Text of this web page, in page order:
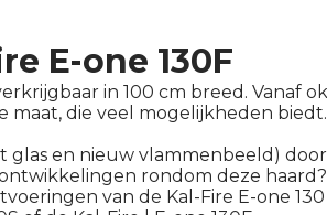
E-one 130F
in 100 cm breed. Vanaf
maat, die veel mogelijkheden
glas en nieuw vlammenbeeld)
rondom deze
van de Kal-Fire E-one